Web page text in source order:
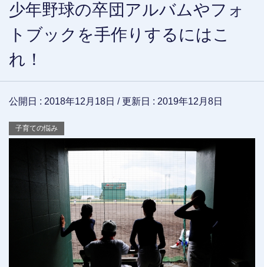
少年野球の卒団アルバムやフォ
トブックを手作りするにはこ
れ！
公開日 : 2018年12月18日 / 更新日 : 2019年12月8日
子育ての悩み